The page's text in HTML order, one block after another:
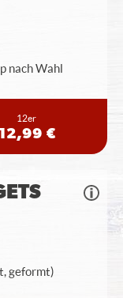
nach Wahl
12er
12,99 €
geformt)